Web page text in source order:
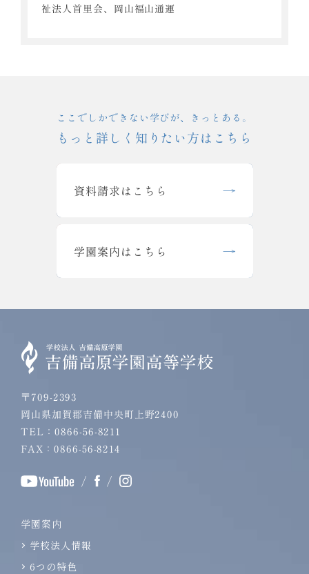
祉法人首里会、岡山福山通運
ここでしかできない学びが、きっとある。
もっと詳しく知りたい方はこちら
資料請求はこちら
学園案内はこちら
〒709-2393
岡山県加賀郡吉備中央町上野2400
TEL：0866-56-8211
FAX：0866-56-8214
/ /
学園案内
学校法人情報
6つの特色